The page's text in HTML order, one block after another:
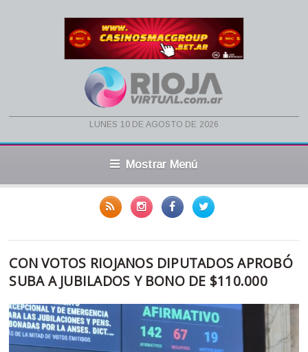
lunes 10 de agosto de 2026
Mostrar Menú
CON VOTOS RIOJANOS DIPUTADOS APROBÓ
SUBA A JUBILADOS Y BONO DE $110.000